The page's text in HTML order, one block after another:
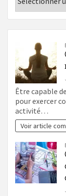
Être capable
pour exercer
activité…
Voir article